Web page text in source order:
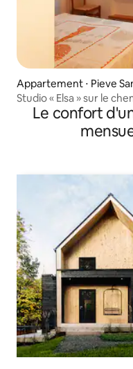
Appartement ⋅ Pieve
Studio « Elsa » sur le
Le confort